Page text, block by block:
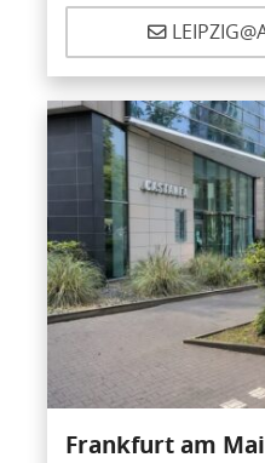
Frankfurt am